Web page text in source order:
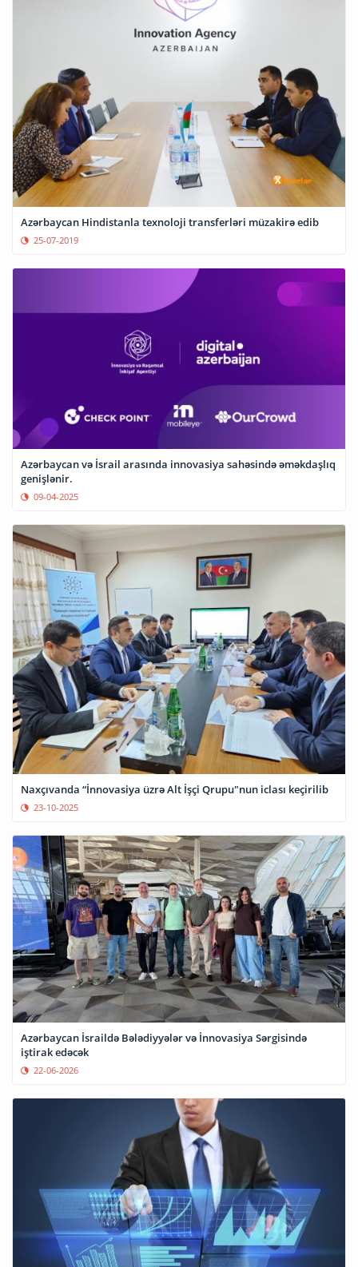
Azərbaycan Hindistanla texnoloji transferləri müzakirə edib
25-07-2019
Azərbaycan və İsrail arasında innovasiya sahəsində əməkdaşlıq
genişlənir.
09-04-2025
Naxçıvanda “İnnovasiya üzrə Alt İşçi Qrupu"nun iclası keçirilib
23-10-2025
Azərbaycan İsraildə Bələdiyyələr və İnnovasiya Sərgisində
iştirak edəcək
22-06-2026